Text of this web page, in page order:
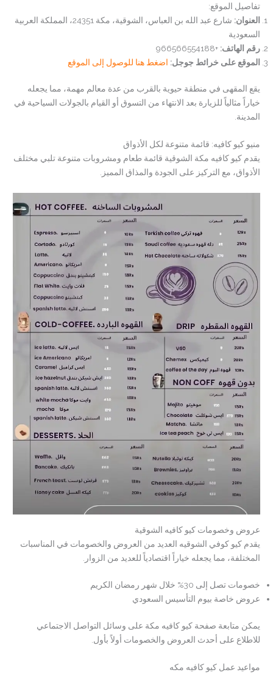
تفاصيل الموقع:
العنوان:
شارع عبد الله بن العباس، الشوقية، مكة 24351، المملكة العربية
السعودية
رقم الهاتف:
+966566554188
الموقع على خرائط جوجل: اضغط هنا للوصول إلى الموقع
يقع المقهى في منطقة حيوية بالقرب من عدة معالم مهمة، مما يجعله
خياراً مثالياً للزيارة بعد الانتهاء من التسوق أو القيام بالجولات السياحية في
المدينة.
منيو كيو كافيه: قائمة متنوعة لكل الأذواق
يقدم كيو كافيه مكة الشوقية قائمة طعام ومشروبات متنوعة تلبي مختلف
الأذواق، مع التركيز على الجودة والمذاق المميز.
عروض وخصومات كيو كافيه الشوقية
يقدم كيو كوفي الشوقيه العديد من العروض والخصومات في المناسبات
المختلفة، مما يجعله خياراً اقتصادياً للعديد من الزوار.
خصومات تصل إلى 30% خلال شهر رمضان الكريم
عروض خاصة بيوم التأسيس السعودي
يمكن متابعة صفحة كيو كافيه مكة على وسائل التواصل الاجتماعي
للاطلاع على أحدث العروض والخصومات أولاً بأول.
مواعيد عمل كيو كافيه مكه